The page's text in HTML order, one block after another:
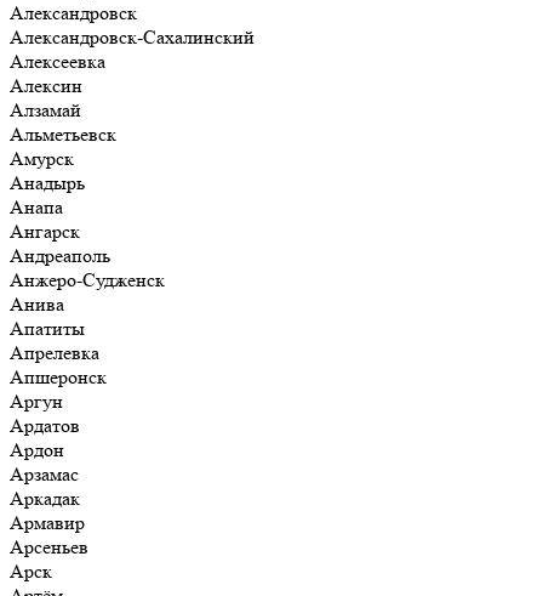
Александровск
Александровск-Сахалинский
Алексеевка
Алексин
Алзамай
Альметьевск
Амурск
Анадырь
Анапа
Ангарск
Андреаполь
Анжеро-Судженск
Анива
Апатиты
Апрелевка
Апшеронск
Аргун
Ардатов
Ардон
Арзамас
Аркадак
Армавир
Арсеньев
Арск